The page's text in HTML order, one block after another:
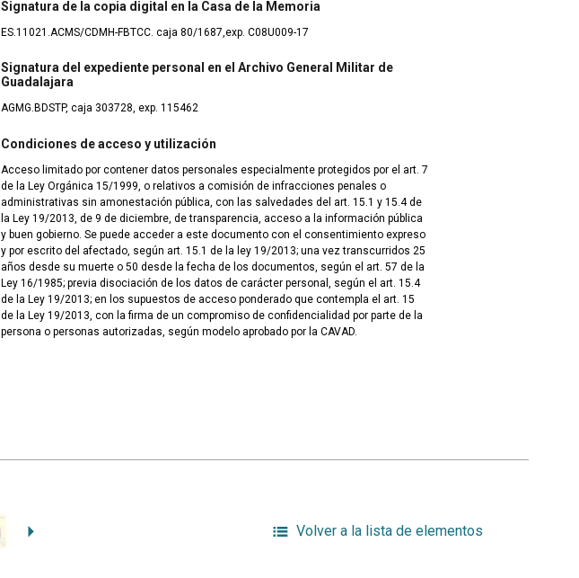
Signatura de la copia digital en la Casa de la Memoria
ES.11021.ACMS/CDMH-FBTCC. caja 80/1687,exp. C08U009-17
Signatura del expediente personal en el Archivo General Militar de
Guadalajara
AGMG.BDSTP, caja 303728, exp. 115462
Condiciones de acceso y utilización
Acceso limitado por contener datos personales especialmente protegidos por el art. 7
de la Ley Orgánica 15/1999, o relativos a comisión de infracciones penales o
administrativas sin amonestación pública, con las salvedades del art. 15.1 y 15.4 de
la Ley 19/2013, de 9 de diciembre, de transparencia, acceso a la información pública
y buen gobierno. Se puede acceder a este documento con el consentimiento expreso
y por escrito del afectado, según art. 15.1 de la ley 19/2013; una vez transcurridos 25
años desde su muerte o 50 desde la fecha de los documentos, según el art. 57 de la
Ley 16/1985; previa disociación de los datos de carácter personal, según el art. 15.4
de la Ley 19/2013; en los supuestos de acceso ponderado que contempla el art. 15
de la Ley 19/2013, con la firma de un compromiso de confidencialidad por parte de la
persona o personas autorizadas, según modelo aprobado por la CAVAD.
Volver a la lista de elementos